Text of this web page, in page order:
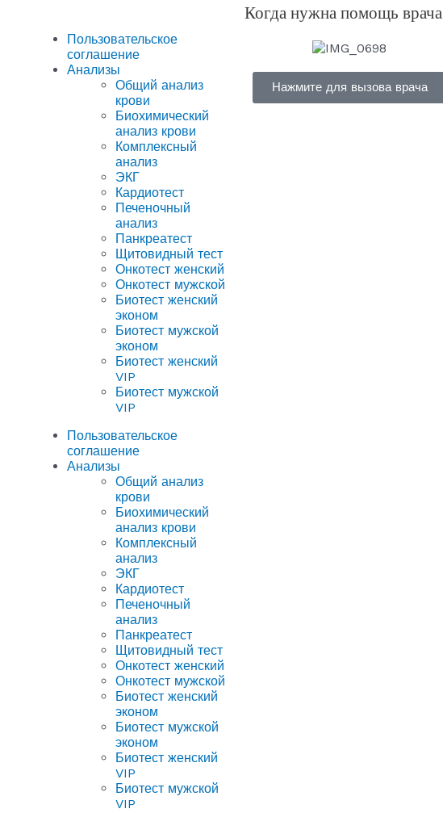
Пользовательское
соглашение
Анализы
Общий анализ
крови
Биохимический
анализ крови
Комплексный
анализ
ЭКГ
Кардиотест
Печеночный
анализ
Панкреатест
Щитовидный тест
Онкотест женский
Онкотест мужской
Биотест женский
эконом
Биотест мужской
эконом
Биотест женский
VIP
Биотест мужской
VIP
Пользовательское
соглашение
Анализы
Общий анализ
крови
Биохимический
анализ крови
Комплексный
анализ
ЭКГ
Кардиотест
Печеночный
анализ
Панкреатест
Щитовидный тест
Онкотест женский
Онкотест мужской
Биотест женский
эконом
Биотест мужской
эконом
Биотест женский
VIP
Биотест мужской
VIP
Когда нужна помощь врача
Нажмите для вызова врача